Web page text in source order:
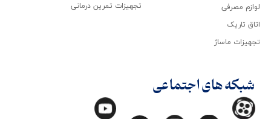
لوازم مصرفی
اتاق تاریک
تجهیزات ماساژ
تجهیزات تمرین درمانی
شبکه های اجتماعی